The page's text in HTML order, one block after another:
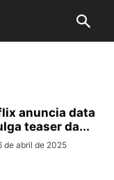
anuncia data
teaser da...
de abril de 2025